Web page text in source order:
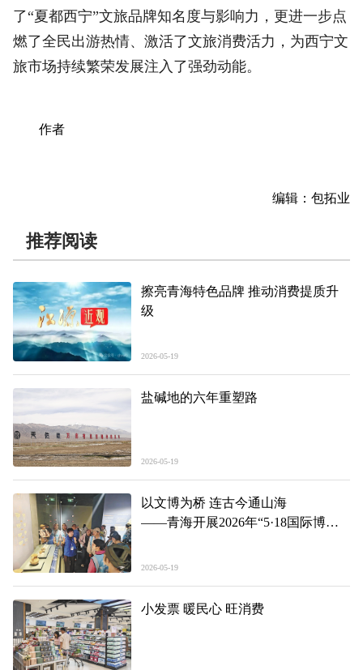
了“夏都西宁”文旅品牌知名度与影响力，更进一步点
燃了全民出游热情、激活了文旅消费活力，为西宁文
旅市场持续繁荣发展注入了强劲动能。
作者
编辑：包拓业
推荐阅读
擦亮青海特色品牌 推动消费提质升
级
2026-05-19
盐碱地的六年重塑路
2026-05-19
以文博为桥 连古今通山海
——青海开展2026年“5·18国际博物
2026-05-19
小发票 暖民心 旺消费